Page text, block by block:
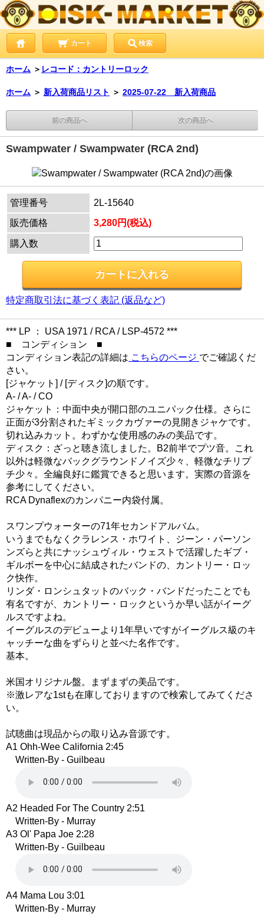
カート 検索
ホーム ＞ レコード：カントリーロック
ホーム ＞ 新入荷商品リスト ＞ 2025-07-22 新入荷商品
前の商品へ 次の商品へ
Swampwater / Swampwater (RCA 2nd)
管理番号
2L-15640
販売価格
3,280円(税込)
購入数
特定商取引法に基づく表記 (返品など)
*** LP ： USA 1971 / RCA / LSP-4572 ***
■ コンディション ■
コンディション表記の詳細は こちらのページ でご確認くだ
さい。
[ジャケット] / [ディスク]の順です。
A- / A- / CO
ジャケット：中面中央が開口部のユニパック仕様。さらに
正面が3分割されたギミックカヴァーの見開きジャケです。
切れ込みカット。わずかな使用感のみの美品です。
ディスク：ざっと聴き流しました。B2前半でプツ音。これ
以外は軽微なバックグラウンドノイズ少々、軽微なチリプ
チ少々。全編良好に鑑賞できると思います。実際の音源を
参考にしてください。
RCA Dynaflexのカンパニー内袋付属。
スワンプウォーターの71年セカンドアルバム。
いうまでもなくクラレンス・ホワイト、ジーン・パーソン
ンズらと共にナッシュヴィル・ウェストで活躍したギブ・
ギルボーを中心に結成されたバンドの、カントリー・ロッ
ク快作。
リンダ・ロンシュタットのバック・バンドだったことでも
有名ですが、カントリー・ロックというか早い話がイーグ
ルスですよね。
イーグルスのデビューより1年早いですがイーグルス級のキ
ャッチーな曲をずらりと並べた名作です。
基本。
米国オリジナル盤。まずまずの美品です。
※激レアな1stも在庫しておりますので検索してみてくださ
い。
試聴曲は現品からの取り込み音源です。
A1 Ohh-Wee California 2:45
Written-By - Guilbeau
A2 Headed For The Country 2:51
Written-By - Murray
A3 Ol' Papa Joe 2:28
Written-By - Guilbeau
A4 Mama Lou 3:01
Written-By - Murray